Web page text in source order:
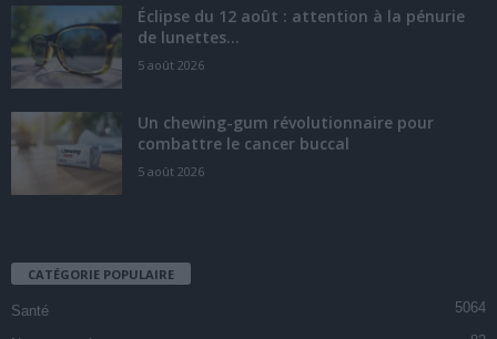
Éclipse du 12 août : attention à la pénurie
de lunettes...
5 août 2026
Un chewing-gum révolutionnaire pour
combattre le cancer buccal
5 août 2026
CATÉGORIE POPULAIRE
Santé 5064